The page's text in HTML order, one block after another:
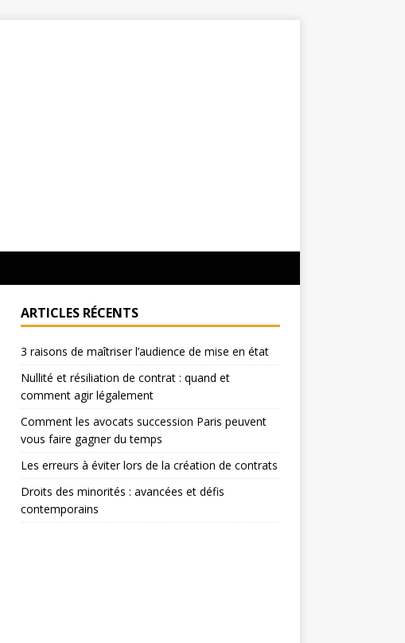
ARTICLES RÉCENTS
3 raisons de maîtriser l’audience de mise en état
Nullité et résiliation de contrat : quand et
comment agir légalement
Comment les avocats succession Paris peuvent
vous faire gagner du temps
Les erreurs à éviter lors de la création de contrats
Droits des minorités : avancées et défis
contemporains